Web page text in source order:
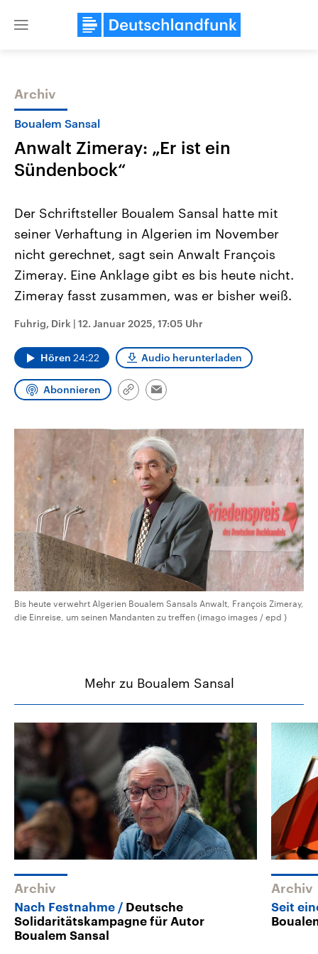
Close
Themen
USA
Aktuelle Beiträge, Analysen und
Hintergründe
Wirtschaftlich und militärisch
gehören die Vereinigten Staaten zu
den mächtigsten Ländern der Erde,
aktuelle Weltgeschehen.
Nahostkonflikt
Aktuelle Lage und
Der Überfall der
Terrororganisation Hamas
Oktober 2023 auf Israel
Region wieder die Gewalt
Diese wird wie die
Sendungen Programm Podcasts
Audio-Archiv
Archiv
Boualem Sansal
Anwalt Zimeray: „Er ist ein
Sündenbock“
Der Schriftsteller Boualem Sansal hatte mit
seiner Verhaftung in Algerien im November
nicht gerechnet, sagt sein Anwalt François
Zimeray. Eine Anklage gibt es bis heute nicht.
Zimeray fasst zusammen, was er bisher weiß.
Fuhrig, Dirk | 12. Januar 2025, 17:05 Uhr
Hören 24:22 Audio herunterladen
Abonnieren
Link
Email
Bis heute verwehrt Algerien Boualem Sansals Anwalt, François Zimeray,
die Einreise, um seinen Mandanten zu treffen (imago images / epd )
Mehr zu Boualem Sansal
Archiv
Nach Festnahme
Deutsche
Solidaritätskampagne für Autor
Boualem Sansal
Archiv
Seit